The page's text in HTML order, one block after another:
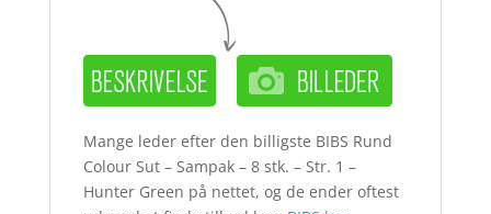
Mange leder efter den billigste BIBS Rund
Colour Sut – Sampak – 8 stk. – Str. 1 –
Hunter Green på nettet, og de ender oftest